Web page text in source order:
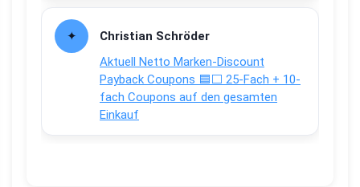
Christian Schröder
Aktuell Netto Marken-Discount
Payback Coupons 🟦⬜ 25-Fach + 10-
fach Coupons auf den gesamten
Einkauf